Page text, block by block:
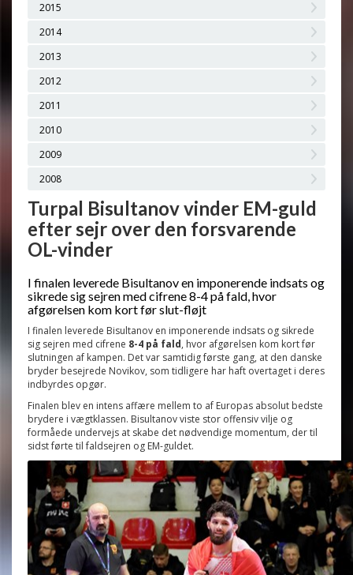
2015
2014
2013
2012
2011
2010
2009
2008
Turpal Bisultanov vinder EM-guld
efter sejr over den forsvarende
OL-vinder
I finalen leverede Bisultanov en imponerende indsats og
sikrede sig sejren med cifrene 8-4 på fald, hvor
afgørelsen kom kort før slut-fløjt
I finalen leverede Bisultanov en imponerende indsats og sikrede
sig sejren med cifrene 8-4 på fald, hvor afgørelsen kom kort før
slutningen af kampen. Det var samtidig første gang, at den danske
bryder besejrede Novikov, som tidligere har haft overtaget i deres
indbyrdes opgør.
Finalen blev en intens affære mellem to af Europas absolut bedste
brydere i vægtklassen. Bisultanov viste stor offensiv vilje og
formåede undervejs at skabe det nødvendige momentum, der til
sidst førte til faldsejren og EM-guldet.